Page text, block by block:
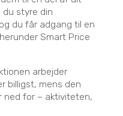
du styre din
du får adgang til en
Smart Price
arbejder
billigst, mens den
ned for – aktiviteten,